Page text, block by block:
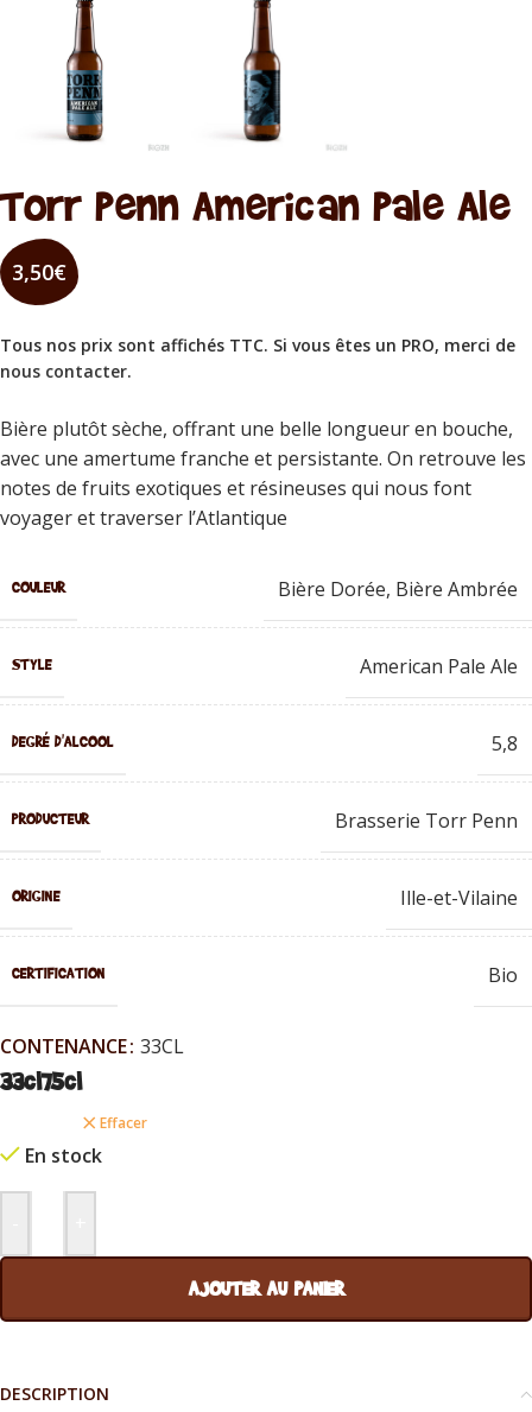
Torr Penn American Pale Ale
3,50€
Tous nos prix sont affichés TTC. Si vous êtes un PRO, merci de
nous contacter.
Bière plutôt sèche, offrant une belle longueur en bouche,
avec une amertume franche et persistante. On retrouve les
notes de fruits exotiques et résineuses qui nous font
voyager et traverser l’Atlantique
COULEUR Bière Dorée, Bière Ambrée
STYLE American Pale Ale
DEGRÉ D'ALCOOL 5,8
PRODUCTEUR Brasserie Torr Penn
ORIGINE Ille-et-Vilaine
CERTIFICATION Bio
CONTENANCE 33CL
33cl75cl
Effacer
En stock
AJOUTER AU PANIER
DESCRIPTION